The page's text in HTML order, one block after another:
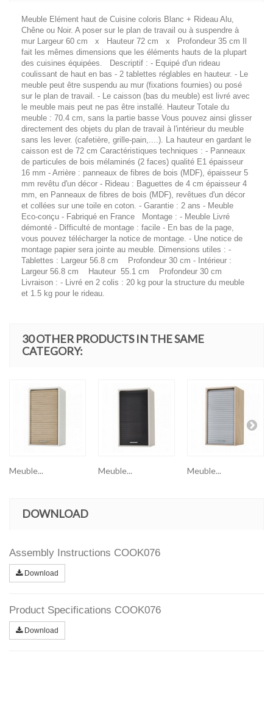
Meuble Elément haut de Cuisine coloris Blanc + Rideau Alu,
Chêne ou Noir. A poser sur le plan de travail ou à suspendre à
mur Largeur 60 cm x Hauteur 72 cm x Profondeur 35 cm Il
fait les mêmes dimensions que les éléments hauts de la plupart
des cuisines équipées. Descriptif : - Equipé d'un rideau
coulissant de haut en bas - 2 tablettes réglables en hauteur. - Le
meuble peut être suspendu au mur (fixations fournies) ou posé
sur le plan de travail. - Le caisson (bas du meuble) est livré avec
le meuble mais peut ne pas être installé. Hauteur Totale du
meuble : 70.4 cm, sans la partie basse Vous pouvez ainsi glisser
directement des objets du plan de travail à l'intérieur du meuble
sans les lever. (cafetière, grille-pain,....). La hauteur en gardant le
caisson est de 72 cm Caractéristiques techniques : - Panneaux
de particules de bois mélaminés (2 faces) qualité E1 épaisseur
16 mm - Arrière : panneaux de fibres de bois (MDF), épaisseur 5
mm revêtu d'un décor - Rideau : Baguettes de 4 cm épaisseur 4
mm, en Panneaux de fibres de bois (MDF), revêtues d'un décor
et collées sur une toile en coton. - Garantie : 2 ans - Meuble
Eco-conçu - Fabriqué en France Montage : - Meuble Livré
démonté - Difficulté de montage : facile - En bas de la page,
vous pouvez télécharger la notice de montage. - Une notice de
montage papier sera jointe au meuble. Dimensions utiles : -
Tablettes : Largeur 56.8 cm Profondeur 30 cm - Intérieur :
Largeur 56.8 cm Hauteur 55.1 cm Profondeur 30 cm
Livraison : - Livré en 2 colis : 20 kg pour la structure du meuble
et 1.5 kg pour le rideau.
30 OTHER PRODUCTS IN THE SAME
CATEGORY:
Meuble... Meuble... Meuble...
DOWNLOAD
Assembly Instructions COOK076
Download
Product Specifications COOK076
Download